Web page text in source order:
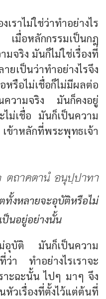
ราไม่ใช่ว่าทำอย่างไร
อหลักกรรมเป็นกฎ
จริง มันก็ไม่ใช่เรื่องที่
ยเป็นว่าทำอย่างไรจึง
หรือไม่เชื่อก็ไม่มีผลต่อ
วามจริง มันก็คงอยู่
ไม่เชื่อ มันก็เป็นความ
ข้าหลักที่พระพุทธเจ้า
ตถาคตานํ อนุปฺปาทา
ทั้งหลายจะอุบัติหรือไม่
ป็นอยู่อย่างนั้น
ม่อุบัติ มันก็เป็นความ
า ทำอย่างไรเราจะ
าะฉะนั้น ไปๆ มาๆ จึง
วเรื่องที่ตั้งไว้แต่ต้นที่